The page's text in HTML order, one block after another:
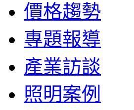
價格趨勢
專題報導
產業訪談
照明案例